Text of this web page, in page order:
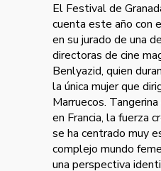
El Festival de
cuenta este año con
en su jurado de una
directoras de cine
Benlyazid, quien
la única mujer que
Marruecos.
en Francia, la fuerza
se ha centrado muy
complejo mundo
una perspectiva